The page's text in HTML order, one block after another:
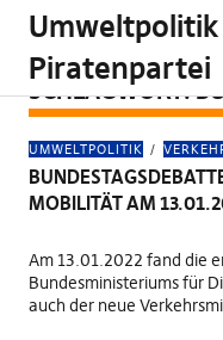
Umweltpolitik
Piratenpartei
SCHLAGWORT:
UMWELTPOLITIK
MOBILITÄT AM
Am 13.01.2022 fand die
Bundesministeriums für
auch der neue